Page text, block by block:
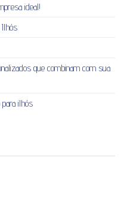
ideal!
Ilhós
que combinam com sua
ilhós